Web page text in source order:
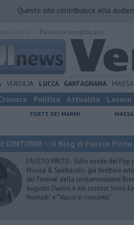
Questo sito contribuisce alla
VERSILIA LUCCA GARFAGNANA
Politica Attualità Lavoro
FORTE DEI MARMI
E DINTORNI — il Blog di Fausto Pirìto
FAUSTO PIRITO - Sulle strade del
Musica & Spettacolo, già direttore
del Festival della contaminazione
Augusto Daolio e del contest Soms
Nomadi” e “Vasco in concerto”